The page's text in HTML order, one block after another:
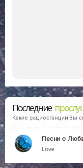
Последние
Какие радиостанции Вы
Песни о
Love